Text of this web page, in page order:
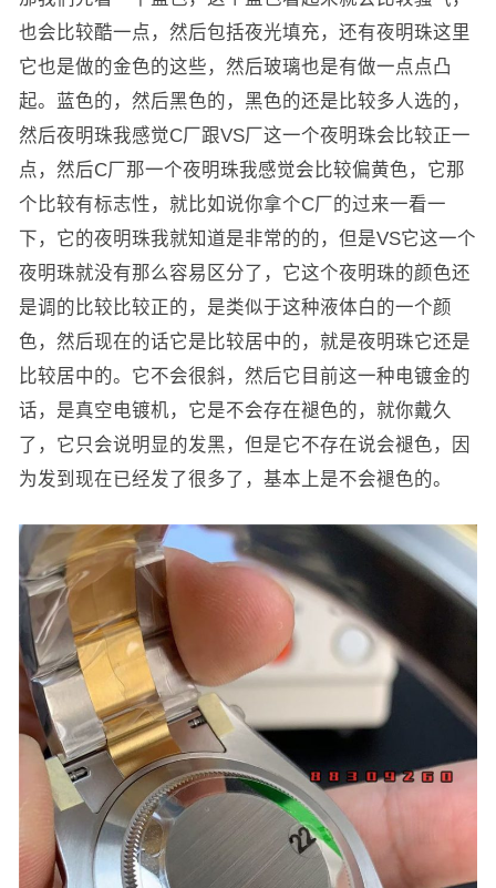
也会比较酷一点，然后包括夜光填充，还有夜明珠这里
它也是做的金色的这些，然后玻璃也是有做一点点凸
起。蓝色的，然后黑色的，黑色的还是比较多人选的，
然后夜明珠我感觉C厂跟VS厂这一个夜明珠会比较正一
点，然后C厂那一个夜明珠我感觉会比较偏黄色，它那
个比较有标志性，就比如说你拿个C厂的过来一看一
下，它的夜明珠我就知道是非常的的，但是VS它这一个
夜明珠就没有那么容易区分了，它这个夜明珠的颜色还
是调的比较比较正的，是类似于这种液体白的一个颜
色，然后现在的话它是比较居中的，就是夜明珠它还是
比较居中的。它不会很斜，然后它目前这一种电镀金的
话，是真空电镀机，它是不会存在褪色的，就你戴久
了，它只会说明显的发黑，但是它不存在说会褪色，因
为发到现在已经发了很多了，基本上是不会褪色的。